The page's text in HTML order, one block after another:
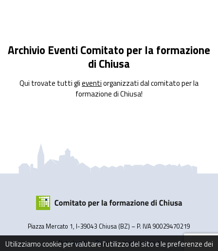
Archivio Eventi Comitato per la formazione
di Chiusa
Qui trovate tutti glieventiorganizzati dal comitato per la
formazione di Chiusa!
Piazza Mercato 1, I-39043 Chiusa (BZ) – P. IVA 90029470219
Note legali
Privacy minedesign.it
Utilizziamo cookie per valutare l'utilizzo del sito e le preferenze dei